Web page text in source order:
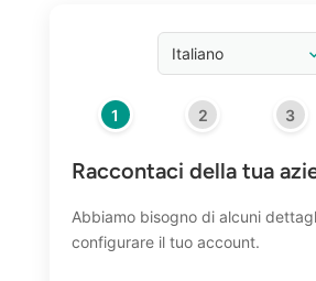
1 2 3
Raccontaci della tua
Abbiamo bisogno di alcuni
configurare il tuo account.